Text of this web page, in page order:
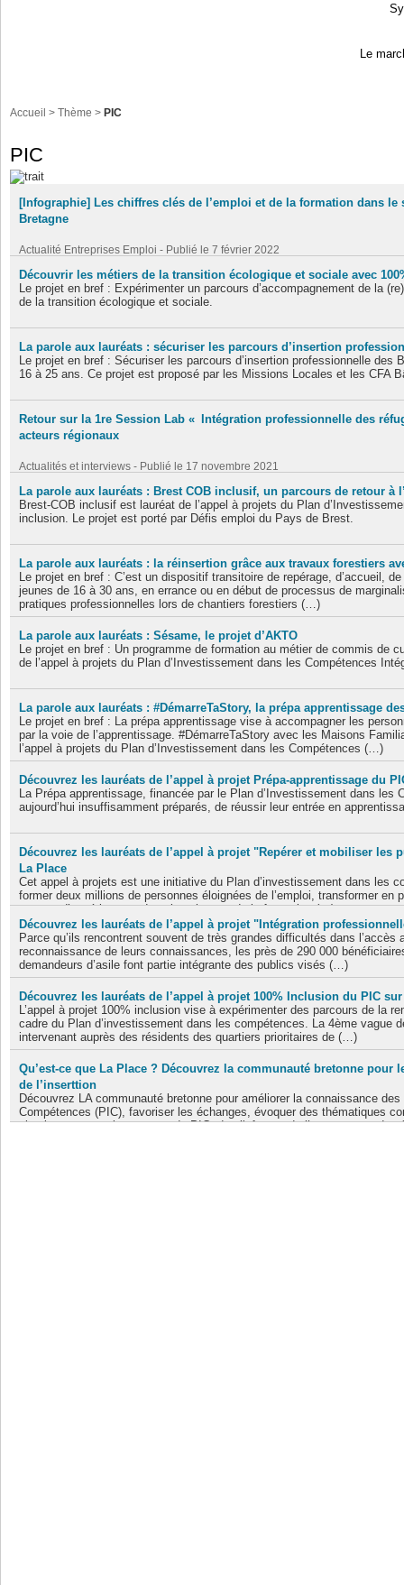
Le
Accueil > Thème > PIC
PIC
[Infographie] Les chiffres clés de l’emploi et de la formation dans
Bretagne
Actualité Entreprises Emploi - Publié le 7 février 2022
Découvrir les métiers de la transition écologique et sociale avec
Le projet en bref : Expérimenter un parcours d’accompagnement de la
de la transition écologique et sociale.
+ Lire la suite
La parole aux lauréats : sécuriser les parcours d’insertion
Le projet en bref : Sécuriser les parcours d’insertion professionnelle
16 à 25 ans. Ce projet est proposé par les Missions Locales et les CFA
+ Lire la suite
Retour sur la 1re Session Lab « Intégration professionnelle des
acteurs régionaux
Actualités et interviews - Publié le 17 novembre 2021
La parole aux lauréats : Brest COB inclusif, un parcours de retour à
Brest-COB inclusif est lauréat de l’appel à projets du Plan
inclusion. Le projet est porté par Défis emploi du Pays de Brest.
+ Lire la suite
La parole aux lauréats : la réinsertion grâce aux travaux forestiers
Le projet en bref : C’est un dispositif transitoire de repérage, d’accueil,
jeunes de 16 à 30 ans, en errance ou en début de processus de
pratiques professionnelles lors de chantiers forestiers (…)
Actualités et interviews - Publié le 27 octobre 2021
+ Lire la suite
La parole aux lauréats : Sésame, le projet d’AKTO
Le projet en bref : Un programme de formation au métier de commis de
de l’appel à projets du Plan d’Investissement dans les Compétences
+ Lire la suite
La parole aux lauréats : #DémarreTaStory, la prépa apprentissage
Le projet en bref : La prépa apprentissage vise à accompagner les
par la voie de l’apprentissage. #DémarreTaStory avec les Maisons
l’appel à projets du Plan d’Investissement dans les Compétences (…)
Actualités et interviews - Publié le 27 octobre 2021
+ Lire la suite
Découvrez les lauréats de l’appel à projet Prépa-apprentissage du
La Prépa apprentissage, financée par le Plan d’Investissement dans
aujourd’hui insuffisamment préparés, de réussir leur entrée en
+ Lire la suite
Découvrez les lauréats de l’appel à projet "Repérer et mobiliser
La Place
Cet appel à projets est une initiative du Plan d’investissement dans les
former deux millions de personnes éloignées de l’emploi, transformer en
acteurs d’expérimenter dans les champs de la formation (…)
Les lauréats des AAP - Publié le 12 juillet 2021
+ Lire la suite
Découvrez les lauréats de l’appel à projet "Intégration
Parce qu’ils rencontrent souvent de très grandes difficultés dans
reconnaissance de leurs connaissances, les près de 290 000
demandeurs d’asile font partie intégrante des publics visés (…)
Les lauréats des AAP - Publié le 12 juillet 2021
+ Lire la suite
Découvrez les lauréats de l’appel à projet 100% Inclusion du PIC
L’appel à projet 100% inclusion vise à expérimenter des parcours de la
cadre du Plan d’investissement dans les compétences. La 4ème vague
intervenant auprès des résidents des quartiers prioritaires de (…)
Les lauréats des AAP - Publié le 12 juillet 2021
+ Lire la suite
Qu’est-ce que La Place ? Découvrez la communauté bretonne pour
de l’inserttion
Découvrez LA communauté bretonne pour améliorer la connaissance
Compétences (PIC), favoriser les échanges, évoquer des thématiques
simple, pour tous les acteurs du PIC, de s’informer de l’avancement des